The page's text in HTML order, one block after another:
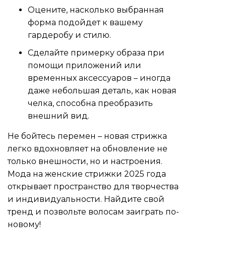
Оцените, насколько выбранная
форма подойдет к вашему
гардеробу и стилю.
Сделайте примерку образа при
помощи приложений или
временных аксессуаров – иногда
даже небольшая деталь, как новая
челка, способна преобразить
внешний вид.
Не бойтесь перемен – новая стрижка
легко вдохновляет на обновление не
только внешности, но и настроения.
Мода на женские стрижки 2025 года
открывает пространство для творчества
и индивидуальности. Найдите свой
тренд и позвольте волосам заиграть по-
новому!